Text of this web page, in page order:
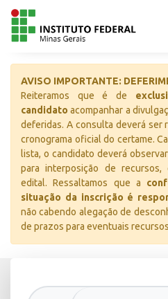
AVISO IMPORTANTE:
Reiteramos que é de
candidato acompanhar a
deferidas. A consulta deverá ser
cronograma oficial do certame.
lista, o candidato deverá
para interposição de recursos,
edital. Ressaltamos que a
situação da inscrição é
não cabendo alegação de
de prazos para eventuais